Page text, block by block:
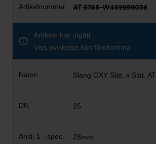
AT 5745-W459999036
Artikeln har utgått
Viss avvikelse kan förekomma
Slang OXY Slät. x Slät. AT
25
28mm